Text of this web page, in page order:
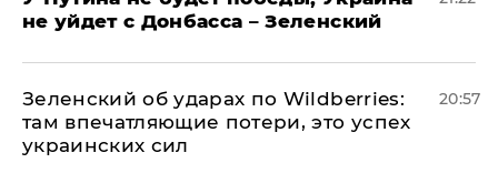
не уйдет с Донбасса – Зеленский
Зеленский об ударах по Wildberries:
там впечатляющие потери, это успех
украинских сил
20:57